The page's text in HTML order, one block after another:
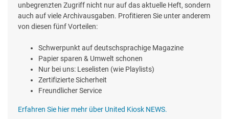
unbegrenzten Zugriff nicht nur auf das aktuelle Heft, sondern
auch auf viele Archivausgaben. Profitieren Sie unter anderem
von diesen fünf Vorteilen:
Schwerpunkt auf deutschsprachige Magazine
Papier sparen & Umwelt schonen
Nur bei uns: Leselisten (wie Playlists)
Zertifizierte Sicherheit
Freundlicher Service
Erfahren Sie hier mehr über United Kiosk NEWS.